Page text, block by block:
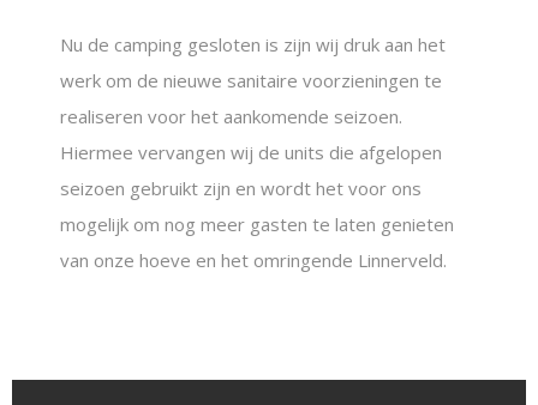
Nu de camping gesloten is zijn wij druk aan het
werk om de nieuwe sanitaire voorzieningen te
realiseren voor het aankomende seizoen.
Hiermee vervangen wij de units die afgelopen
seizoen gebruikt zijn en wordt het voor ons
mogelijk om nog meer gasten te laten genieten
van onze hoeve en het omringende Linnerveld.